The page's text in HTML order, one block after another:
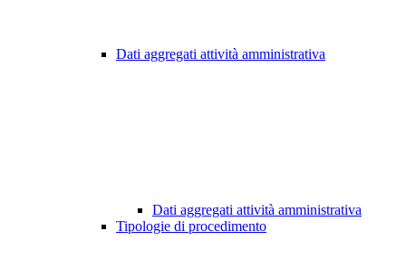
Dati aggregati attività amministrativa
Dati aggregati attività amministrativa
Tipologie di procedimento